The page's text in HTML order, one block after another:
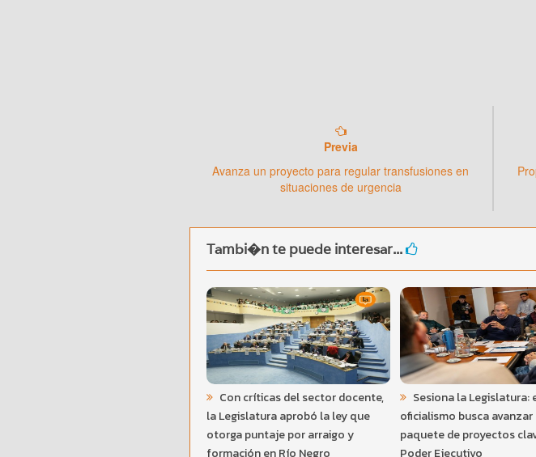
Previa
Avanza un proyecto para regular transfusiones en
situaciones de urgencia
Tambi�n te puede interesar...
Con críticas del sector docente,
la Legislatura aprobó la ley que
otorga puntaje por arraigo y
formación en Río Negro
Sesiona la Legislatura:
oficialismo busca avanzar
paquete de proyectos
Poder Ejecutivo